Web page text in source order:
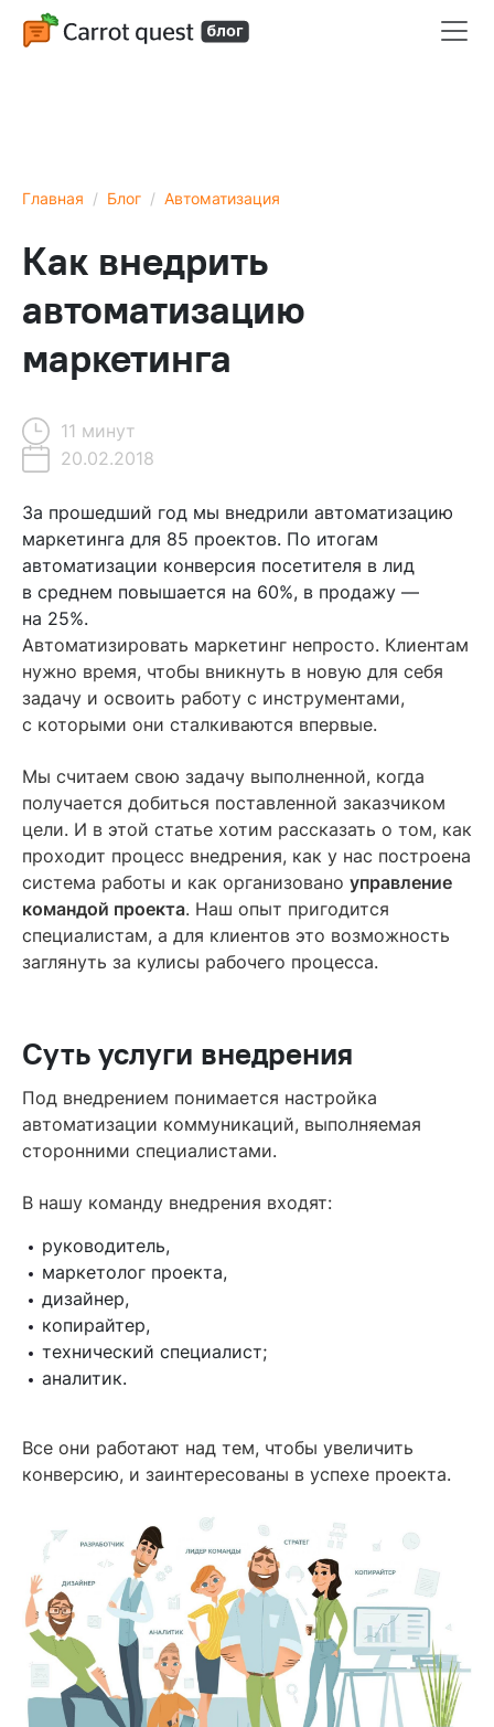
Главная Блог Автоматизация
Как внедрить
автоматизацию
маркетинга
11 минут
20.02.2018
Содержание
Суть услуги внедрения
Как выстраиваются коммуникации в команде внедрения
Заключение
Читайте также
За прошедший год мы внедрили автоматизацию
маркетинга для 85 проектов. По итогам
автоматизации конверсия посетителя в лид
в среднем повышается на 60%, в продажу —
на 25%.
Автоматизировать маркетинг непросто. Клиентам
нужно время, чтобы вникнуть в новую для себя
задачу и освоить работу с инструментами,
с которыми они сталкиваются впервые.
Мы считаем свою задачу выполненной, когда
получается добиться поставленной заказчиком
цели. И в этой статье хотим рассказать о том, как
проходит процесс внедрения, как у нас построена
система работы и как организовано управление
командой проекта. Наш опыт пригодится
специалистам, а для клиентов это возможность
заглянуть за кулисы рабочего процесса.
Суть услуги внедрения
Под внедрением понимается настройка
автоматизации коммуникаций, выполняемая
сторонними специалистами.
В нашу команду внедрения входят:
руководитель,
маркетолог проекта,
дизайнер,
копирайтер,
технический специалист;
аналитик.
Все они работают над тем, чтобы увеличить
конверсию, и заинтересованы в успехе проекта.